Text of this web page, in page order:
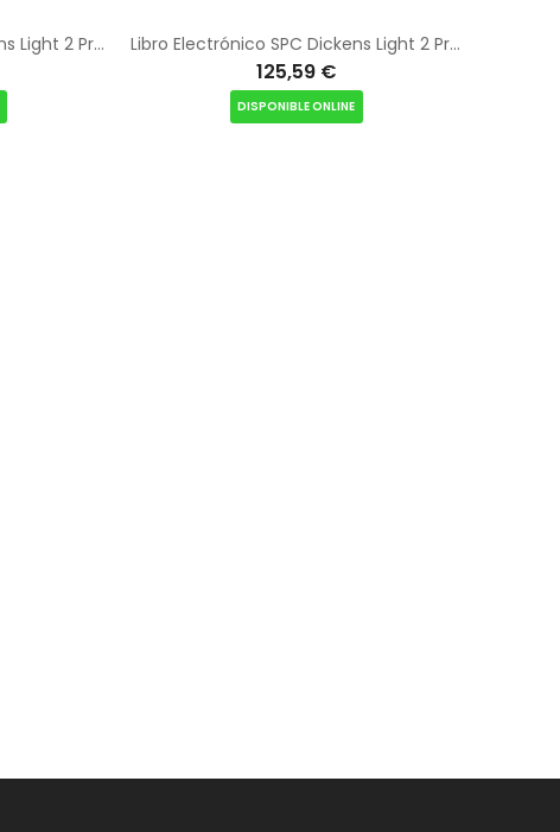
Libro Electrónico SPC Dickens Light 2 Pro/ 6"/ Tinta Electrónica/ Negro Libro Electrónico SPC Dickens Light 2 Pro/ 6"/ Tinta Electrónica/ Azul
125,59 €
DISPONIBLE ONLINE